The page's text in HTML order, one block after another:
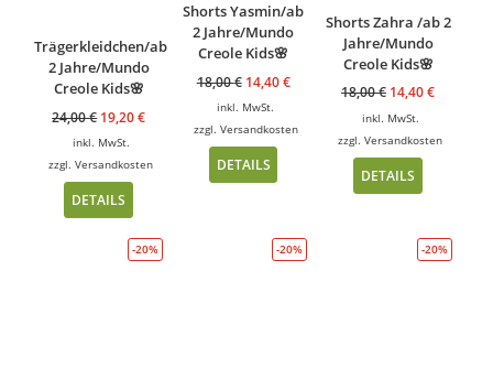
Trägerkleidchen/ab
2 Jahre/Mundo
Creole Kids🌸
24,00€ 19,20€
inkl. MwSt.
zzgl.Versandkosten
DETAILS
Shorts Yasmin/ab
2 Jahre/Mundo
Creole Kids🌸
18,00€ 14,40€
inkl. MwSt.
zzgl. Versandkosten
DETAILS
Shorts Zahra /ab 2
Jahre/Mundo
Creole Kids🌸
18,00€ 14,40€
inkl. MwSt.
zzgl.Versandkosten
DETAILS
-20% -20% -20%